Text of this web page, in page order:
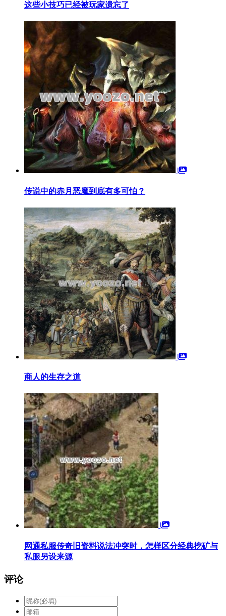
这些小技巧已经被玩家遗忘了
传说中的赤月恶魔到底有多可怕？
商人的生存之道
网通私服传奇旧资料说法冲突时，怎样区分经典挖矿与
私服另设来源
评论